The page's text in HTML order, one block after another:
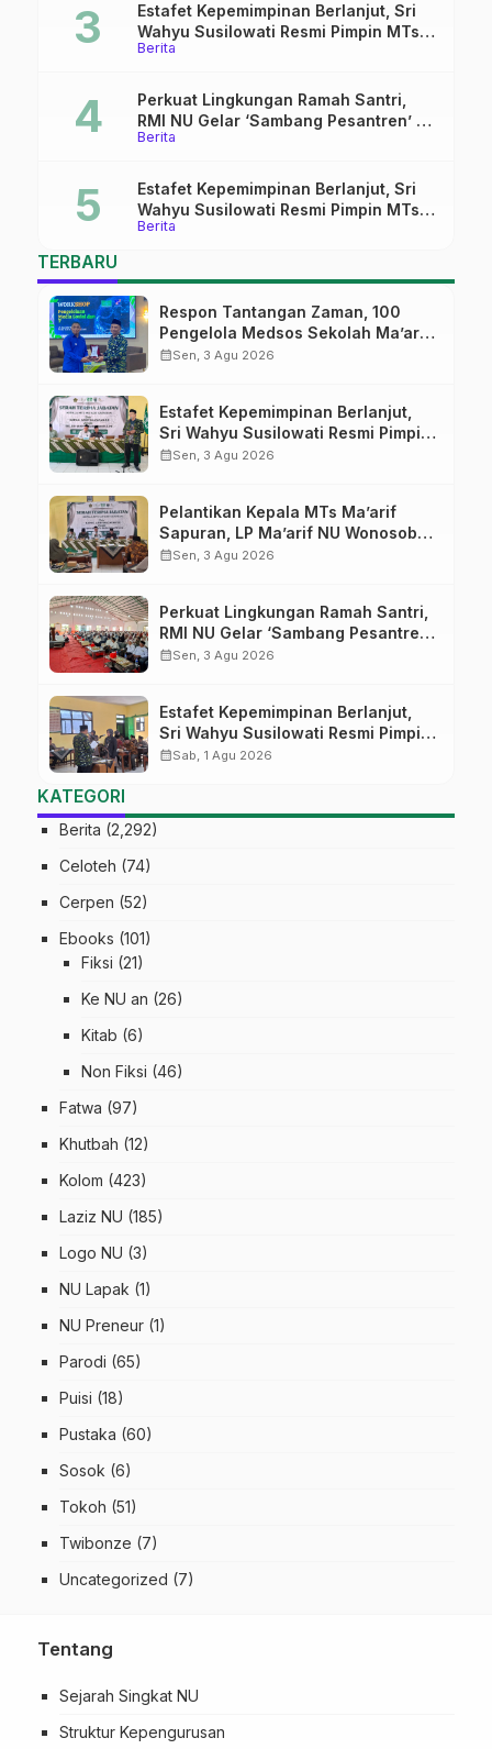
Berita
Estafet Kepemimpinan Berlanjut, Sri
Wahyu Susilowati Resmi Pimpin MTs
Ma’arif Sapuran
Berita
Perkuat Lingkungan Ramah Santri,
RMI NU Gelar ‘Sambang Pesantren’ di
Pati
Berita
Estafet Kepemimpinan Berlanjut, Sri
Wahyu Susilowati Resmi Pimpin MTs
Ma’arif Sapuran
TERBARU
Respon Tantangan Zaman, 100
Pengelola Medsos Sekolah Ma’arif
Pekalongan Ikuti Pelatihan Literasi
calendar_monthSen, 3 Agu 2026
Estafet Kepemimpinan Berlanjut,
Sri Wahyu Susilowati Resmi Pimpin
MTs Ma’arif Sapuran
calendar_monthSen, 3 Agu 2026
Pelantikan Kepala MTs Ma’arif
Sapuran, LP Ma’arif NU Wonosobo
Tekankan Lima Amanah
calendar_monthSen, 3 Agu 2026
Perkuat Lingkungan Ramah Santri,
RMI NU Gelar ‘Sambang Pesantren’
di Pati
calendar_monthSen, 3 Agu 2026
Estafet Kepemimpinan Berlanjut,
Sri Wahyu Susilowati Resmi Pimpin
MTs Ma’arif Sapuran
calendar_monthSab, 1 Agu 2026
KATEGORI
Berita (2,292)
Celoteh (74)
Cerpen (52)
Ebooks (101)
Fiksi (21)
Ke NU an (26)
Kitab (6)
Non Fiksi (46)
Fatwa (97)
Khutbah (12)
Kolom (423)
Laziz NU (185)
Logo NU (3)
NU Lapak (1)
NU Preneur (1)
Parodi (65)
Puisi (18)
Pustaka (60)
Sosok (6)
Tokoh (51)
Twibonze (7)
Uncategorized (7)
Tentang
Sejarah Singkat NU
Struktur Kepengurusan